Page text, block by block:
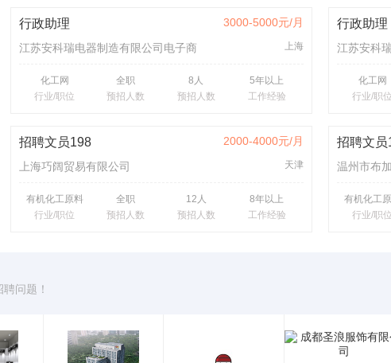
行政助理
江苏安科瑞电器制造有限公司电子商
3000-5000元/月
上海
化工网
行业/职位
全职
预招人数
8人
预招人数
5年以上
工作经验
行政助理
江苏安科
化工网
行业/职位
招聘文员198
上海巧阔贸易有限公司
2000-4000元/月
天津
有机化工原料
行业/职位
全职
预招人数
12人
预招人数
8年以上
工作经验
招聘文员
温州市布
有机化工
行业/职位
问题！